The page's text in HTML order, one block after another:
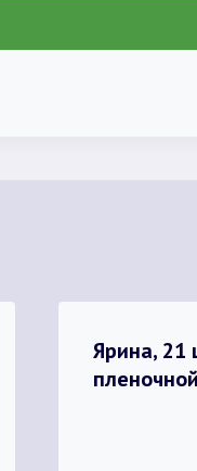
Ярина, 21